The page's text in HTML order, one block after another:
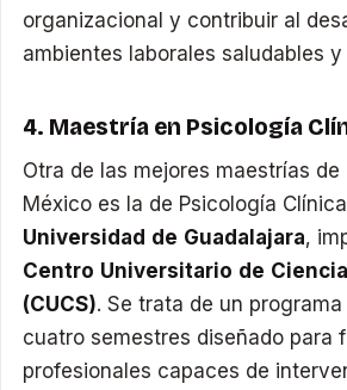
organizacional y contribuir al
ambientes laborales saludables
4. Maestría en Psicología
Otra de las mejores maestrías de
México es la de Psicología
Universidad de Guadalajara,
Centro Universitario de
(CUCS). Se trata de un
cuatro semestres diseñado para
profesionales capaces de